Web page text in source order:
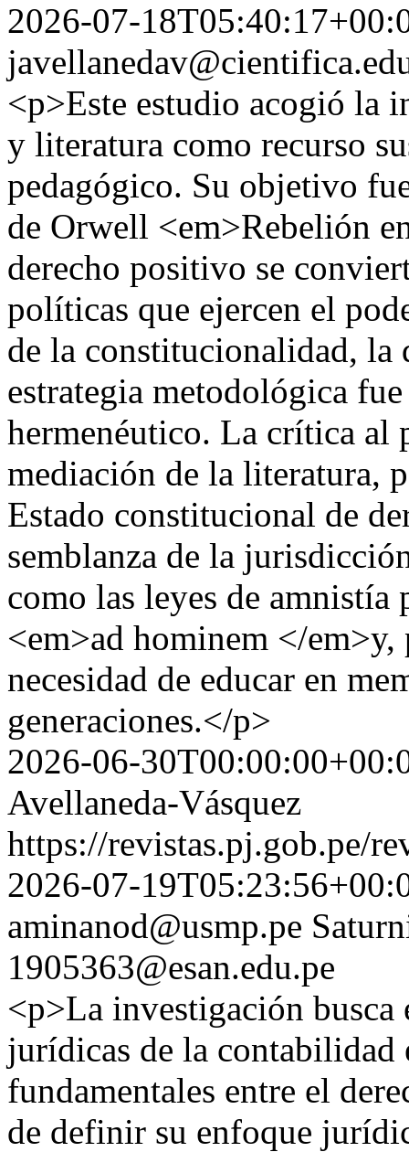
2026-07-
<p>Este estudio acogió la
y literatura como recurso
pedagógico. Su objetivo
de Orwell <em>Rebelión
derecho positivo se
políticas que ejercen el
de la constitucionalidad,
estrategia metodológica
hermenéutico. La crítica
mediación de la literatura,
Estado constitucional de
semblanza de la
como las leyes de
<em>ad hominem </
necesidad de educar en
generaciones.</p>
2026-06-
Avellaneda-Vásquez
https://revistas.pj.gob.pe/
2026-07-
aminanod@usmp.pe
1905363@esan.edu.pe
<p>La investigación
jurídicas de la contabilidad
fundamentales entre el
de definir su enfoque